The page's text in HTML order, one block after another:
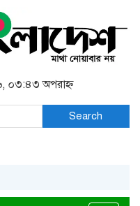
০৩:৪৩ অপরাহ্ন
Search